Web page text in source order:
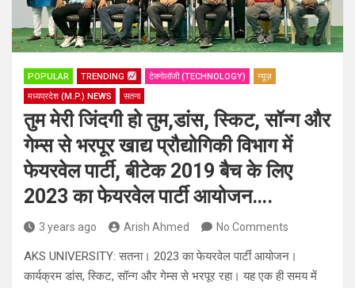
POPULAR TRENDING टेक्नोलॉजी (TECHNOLOGY)
न्यूज़
मध्यप्रदेश (M.P.) NEWS
सतना
तुम मेरी जिंदगी हो तुम,डांस, स्किट, सॉन्ग और
गेम्स से भरपूर खाद्य प्रौद्योगिकी विभाग में
फेयरवेल पार्टी, बीटेक 2019 बैच के लिए
2023 का फेयरवेल पार्टी आयोजन….
3 years ago Arish Ahmed No Comments
AKS UNIVERSITY: सतना। 2023 का फेयरवेल पार्टी आयोजन।
कार्यक्रम डांस, स्किट, सॉन्ग और गेम्स से भरपूर रहा। यह एक ही समय में